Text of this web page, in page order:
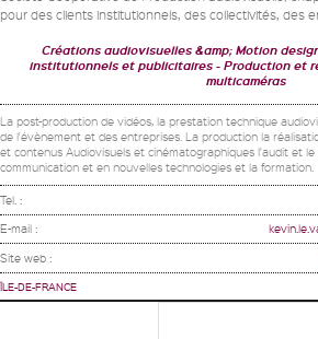
pour des clients institutionnels, des collectivités, des
Créations audiovisuelles &amp; Motion
institutionnels et publicitaires
Production et
multicaméras
La post-production de vidéos, la prestation technique
de l'évènement et des entreprises. La production la
et contenus Audiovisuels et cinématographiques l'audit et
communication et en nouvelles technologies et la formation.
Tel. :
E-mail :
Site web :
ÎLE-DE-FRANCE